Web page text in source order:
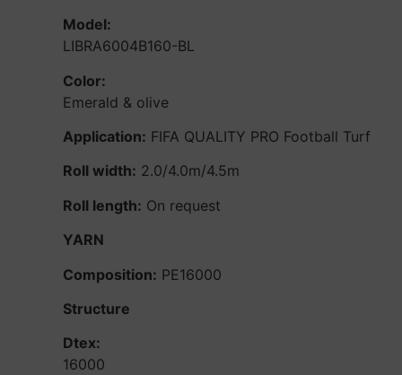
Model:
LIBRA6004B160-BL
Color:
Emerald & olive
Application: FIFA QUALITY PRO Football Turf
Roll width: 2.0/4.0m/4.5m
Roll length: On request
YARN
Composition: PE16000
Structure
Dtex:
16000